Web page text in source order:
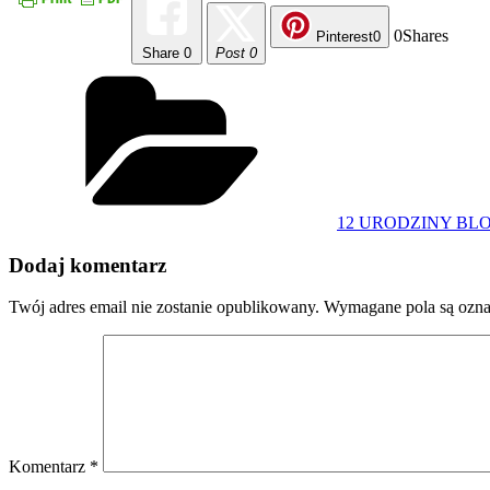
Share 0 Post 0
Pinterest0 0Shares
12 URODZINY
Dodaj komentarz
Twój adres email nie zostanie opublikowany. Wymagane pola są
Komentarz *